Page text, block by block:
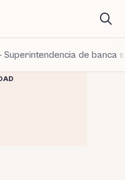
Superintendencia de banca